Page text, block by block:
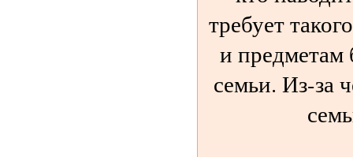
требует
и предметам
семьи. Из-за